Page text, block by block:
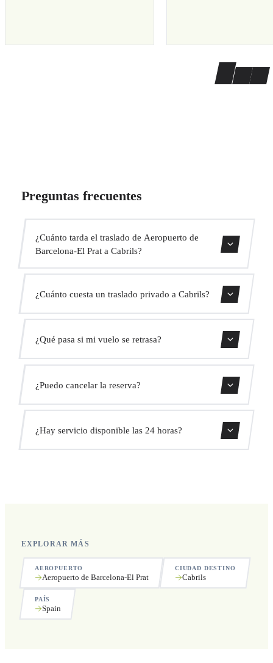
Preguntas frecuentes
¿Cuánto tarda el traslado de Aeropuerto de
Barcelona-El Prat a Cabrils?
¿Cuánto cuesta un traslado privado a Cabrils?
Usa nuestro formulario de reserva para obtener un precio
fijo al instante. Sin cargos ocultos.
¿Qué pasa si mi vuelo se retrasa?
conductor ajustará automáticamente la hora de recogida
sin coste adicional.
¿Puedo cancelar la reserva?
recogida.
¿Hay servicio disponible las 24 horas?
EXPLORAR MÁS
AEROPUERTO
Aeropuerto de Barcelona-El Prat
CIUDAD DESTINO
Cabrils
PAÍS
Spain